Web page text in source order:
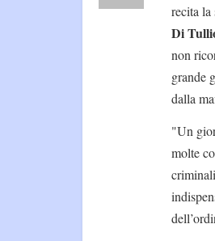
recita la
Di
non
grande
dalla
"Un
molte